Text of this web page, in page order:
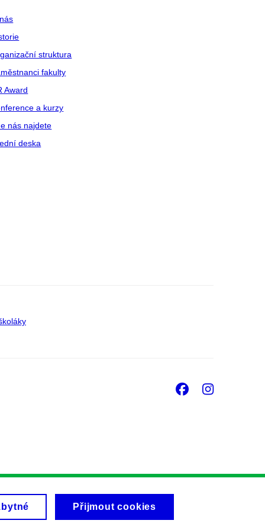
struktura
fakulty
Award
a kurzy
nás najdete
deska
Facebook
Přijmout cookies